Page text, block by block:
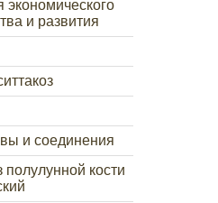
экономического
и развития
и соединения
полулунной кости